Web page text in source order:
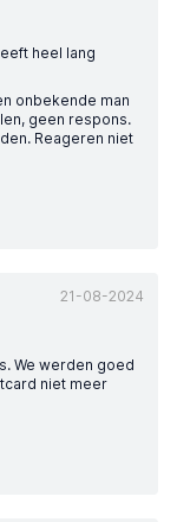
heel lang
onbekende man
geen respons.
Reageren niet
21-08-2024
We werden goed
niet meer